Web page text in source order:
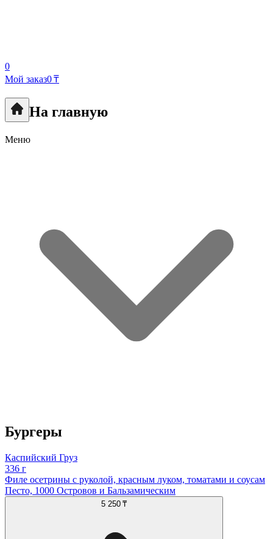
0
Мой заказ0 ₸
На главную
Меню
Бургеры
Каспийский Груз
336 г
Филе осетрины с руколой, красным луком, томатами и соусам
Песто, 1000 Островов и Бальзамическим
5 250 ₸